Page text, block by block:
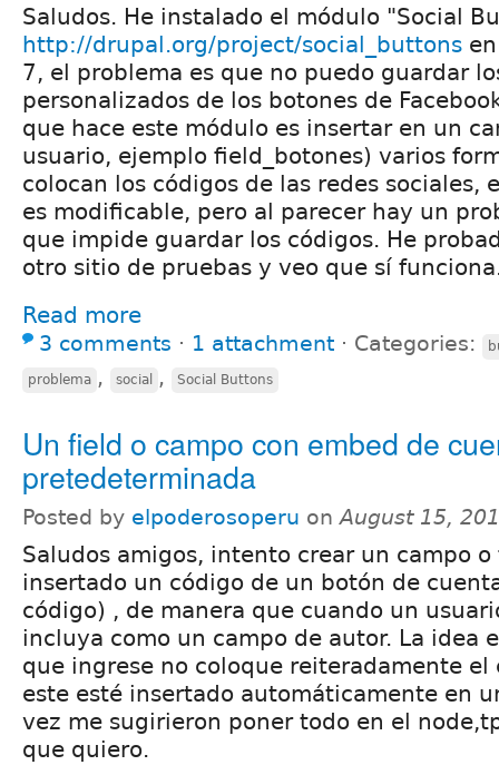
Saludos. He instalado el módulo "Social
http://drupal.org/project/social_buttons
7, el problema es que no puedo guardar
personalizados de los botones de
que hace este módulo es insertar en un
usuario, ejemplo field_botones) varios
colocan los códigos de las redes sociales,
es modificable, pero al parecer hay un
que impide guardar los códigos. He
otro sitio de pruebas y veo que sí
Read more
3 comments ⋅ 1 attachment ⋅ Categories:
problema , social , Social Buttons
Un field o campo con embed de
pretedeterminada
Posted by elpoderosoperu onAugust 15,
Saludos amigos, intento crear un campo
insertado un código de un botón de
código) , de manera que cuando un
incluya como un campo de autor. La idea
que ingrese no coloque reiteradamente el
este esté insertado automáticamente en
vez me sugirieron poner todo en el
que quiero.